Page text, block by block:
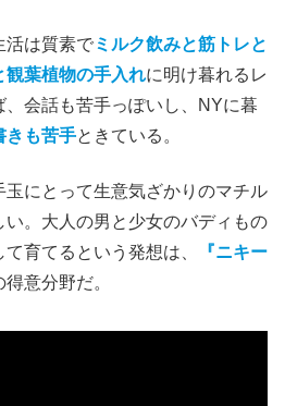
活は質素でミルク飲みと筋トレと
観葉植物の手入れに明け暮れるレ
会話も苦手っぽいし、NYに暮
きも苦手ときている。
にとって生意気ざかりのマチル
い。大人の男と少女のバディもの
育てるという発想は、
『ニキー
得意分野だ。